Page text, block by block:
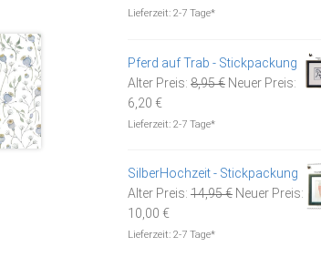
ist:
Lieferzeit:2-7 Tage*
Pferd auf Trab - Stickpackung
Alter Preis: 8,95€ Ursprünglicher
Neuer Preis:
6,20 €Aktueller
Preis
Lieferzeit:2-7 Tage*
SilberHochzeit - Stickpackung
Alter Preis: 14,95€ Ursprünglicher
Neuer Preis:
10,00 €Aktueller
Preis
Lieferzeit:2-7 Tage*